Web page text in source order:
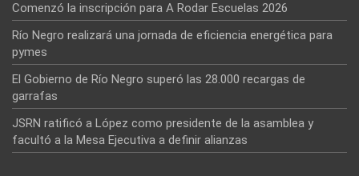
Comenzó la inscripción para A Rodar Escuelas 2026
Río Negro realizará una jornada de eficiencia energética para
pymes
El Gobierno de Río Negro superó las 28.000 recargas de
garrafas
JSRN ratificó a López como presidente de la asamblea y
facultó a la Mesa Ejecutiva a definir alianzas